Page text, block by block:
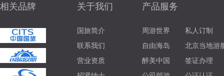
相关品牌 关于我们
国旅简介
联系我们
营业资质
产品服务
周游世界
私人订制
自由海岛
北京当地游
醉美中国
签证办理